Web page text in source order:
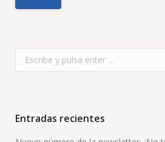
Entradas recientes